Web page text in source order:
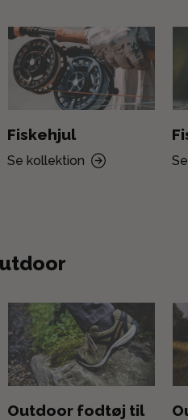
Fiskehjul
Se kollektion
Outdoor fodtøj til